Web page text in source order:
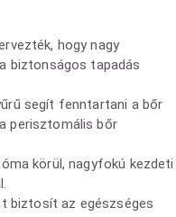
hogy nagy
biztonságos tapadás
segít fenntartani a bőr
perisztomális bőr
körül, nagyfokú kezdeti
biztosít az egészséges